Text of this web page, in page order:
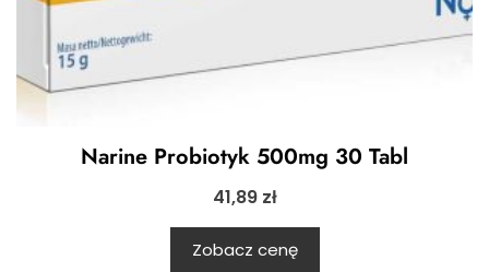
Narine Probiotyk 500mg 30 Tabl
41,89 zł
Zobacz cenę